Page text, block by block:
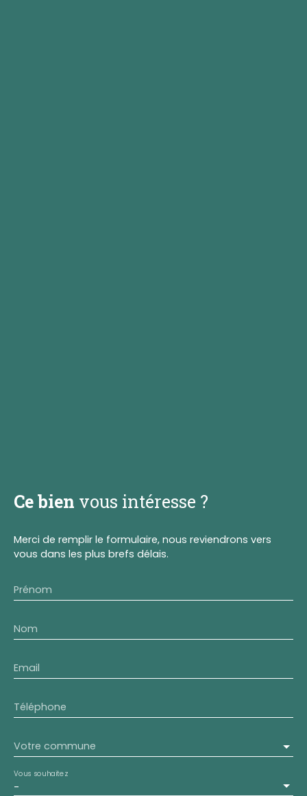
Ce bien vous intéresse ?
Merci de remplir le formulaire, nous reviendrons vers
vous dans les plus brefs délais.
Prénom
Nom
Email
Téléphone
Votre commune
-
Vous souhaitez